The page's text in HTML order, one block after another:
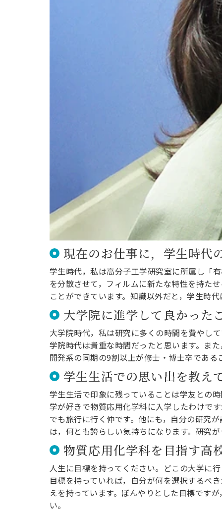
現在のお仕事に，学生時代
学生時代，私は高分子工学研究室に所属し「
を分散させて，フィルムに新たな特性を持た
ことができています。知識以外だと，学生時
大学院に進学して良かった
大学院時代，私は研究に多くの時間を費やし
学院時代は貴重な時間だったと思います。ま
開発系の同期の9割以上が修士・博士卒であ
学生生活での思い出を教え
学生生活で印象に残っていることは学友との
学が好きで物質応用化学科に入学したわけで
でも旅行に行く仲です。他にも，自分の研究
は，何とも誇らしい気持ちになります。研究
物質応用化学科を目指す高
人生に目標を持ってください。どこの大学に
目標を持っていれば，自分が何を選択するべ
えを持っています。ぼんやりとした目標です
い。